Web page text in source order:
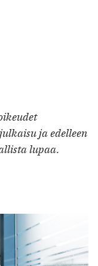
ja edelleen
lupaa.